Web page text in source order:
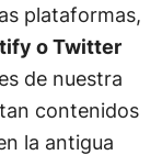
plataformas,
o Twitter
de nuestra
contenidos
la antigua